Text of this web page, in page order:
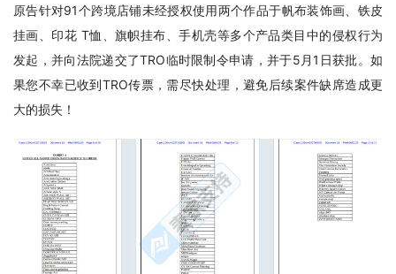
原告针对91个跨境店铺未经授权使用两个作品于帆布装饰画、铁皮
挂画、印花 T恤、旗帜挂布、手机壳等多个产品类目中的侵权行为
发起，并向法院递交了TRO临时限制令申请，并于5月1日获批。如
果您不幸已收到TRO传票，需尽快处理，避免后续案件缺席造成更
大的损失！